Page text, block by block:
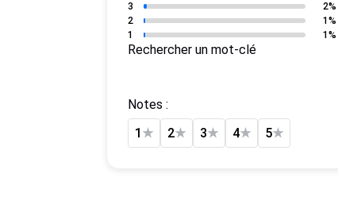
3
2%
2
1%
1
1%
Rechercher un mot-clé
Notes :
1 ★ 2★ 3★ 4★ 5★